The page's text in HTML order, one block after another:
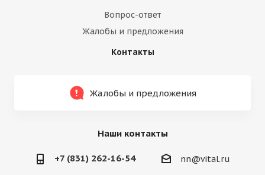
Вопрос-ответ
Жалобы и предложения
Контакты
Жалобы и предложения
Наши контакты
+7 (831) 262-16-54 nn@vital.ru